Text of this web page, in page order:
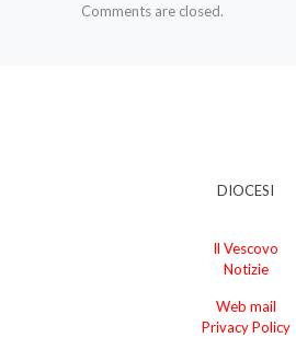
Comments are closed.
DIOCESI
Il Vescovo
Notizie
Web mail
Privacy Policy